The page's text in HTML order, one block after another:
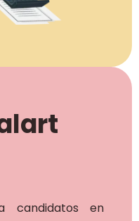
candidatos en